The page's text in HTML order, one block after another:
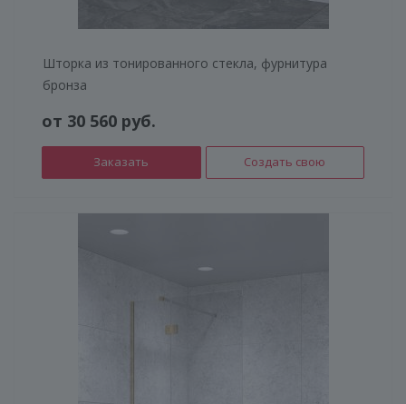
Шторка из тонированного стекла, фурнитура
бронза
от 30 560 руб.
Заказать Создать свою